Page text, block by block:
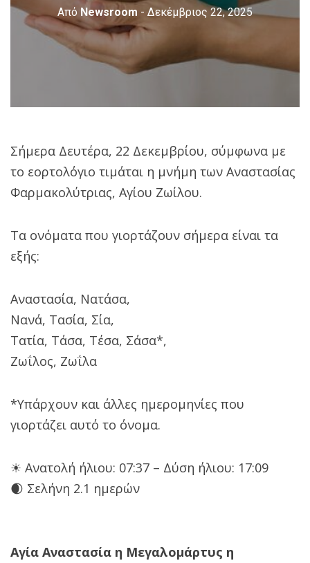
Από Newsroom - Δεκέμβριος 22, 2025
Σήμερα Δευτέρα, 22 Δεκεμβρίου, σύμφωνα με
το εορτολόγιο τιμάται η μνήμη των Αναστασίας
Φαρμακολύτριας, Αγίου Ζωίλου.
Τα ονόματα που γιορτάζουν σήμερα είναι τα
εξής:
Αναστασία, Νατάσα,
Νανά, Τασία, Σία,
Τατία, Τάσα, Τέσα, Σάσα*,
Ζωΐλος, Ζωΐλα
*Υπάρχουν και άλλες ημερομηνίες που
γιορτάζει αυτό το όνομα.
☀ Ανατολή ήλιου: 07:37 – Δύση ήλιου: 17:09
🌒 Σελήνη 2.1 ημερών
Αγία Αναστασία η Μεγαλομάρτυς η